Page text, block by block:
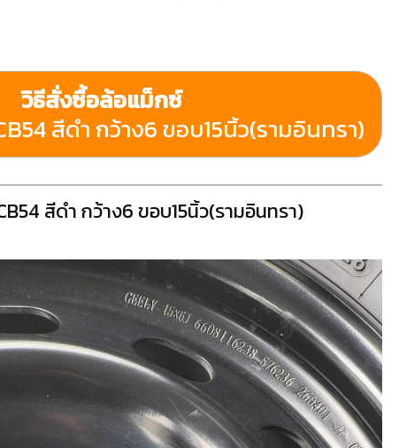
วิธีสั่งซื้อล้อแม็กซ์
สีดำ กว้าง6 ขอบ15นิ้ว(รามอินทรา)
สีดำ กว้าง6 ขอบ15นิ้ว(รามอินทรา)